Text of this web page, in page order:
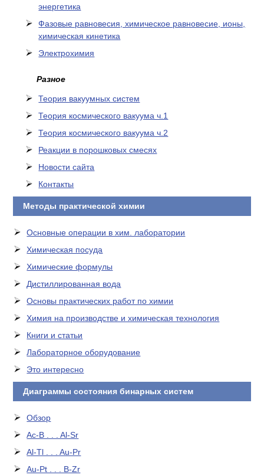
энергетика
Фазовые равновесия, химическое равновесие, ионы,
химическая кинетика
Электрохимия
Разное
Теория вакуумных систем
Теория космического вакуума ч.1
Теория космического вакуума ч.2
Реакции в порошковых смесях
Новости сайта
Контакты
Методы практической химии
Основные операции в хим. лаборатории
Химическая посуда
Химические формулы
Дистиллированная вода
Основы практических работ по химии
Химия на производстве и химическая технология
Книги и статьи
Лабораторное оборудование
Это интересно
Диаграммы состояния бинарных систем
Обзор
Ac-B . . . Al-Sr
Al-Tl . . . Au-Pr
Au-Pt . . . B-Zr